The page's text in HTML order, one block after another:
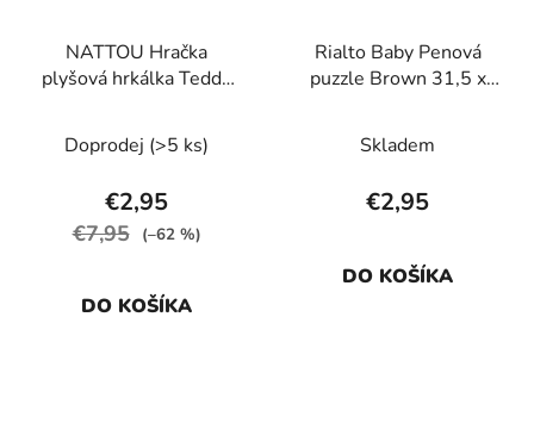
NATTOU Hračka
plyšová hrkálka Teddy
Doprodej (>5 ks)
€2,95
€7,95 (–62 %)
DO KOŠÍKA
Rialto Baby Penová
puzzle Brown 31,5 x
Skladem
€2,95
DO KOŠÍKA